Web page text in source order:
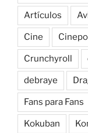
Artículos
Cine
Crunchyroll
debraye
Fans para Fans
Kokuban